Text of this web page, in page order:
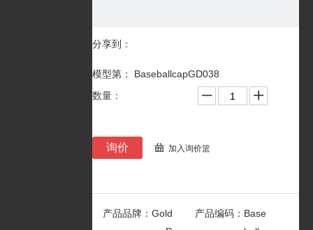
分享到：
模型第： BaseballcapGD038
数量：
询价 加入询价篮
产品品牌： Gold
产品编码： Base